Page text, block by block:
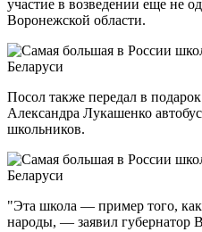
участие в возведении еще не
Воронежской области.
Посол также передал в
Александра Лукашенко
школьников.
"Эта школа — пример того,
народы, — заявил губернатор